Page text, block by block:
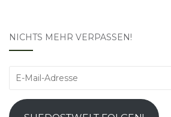
NICHTS MEHR VERPASSEN!
E-
Adresse